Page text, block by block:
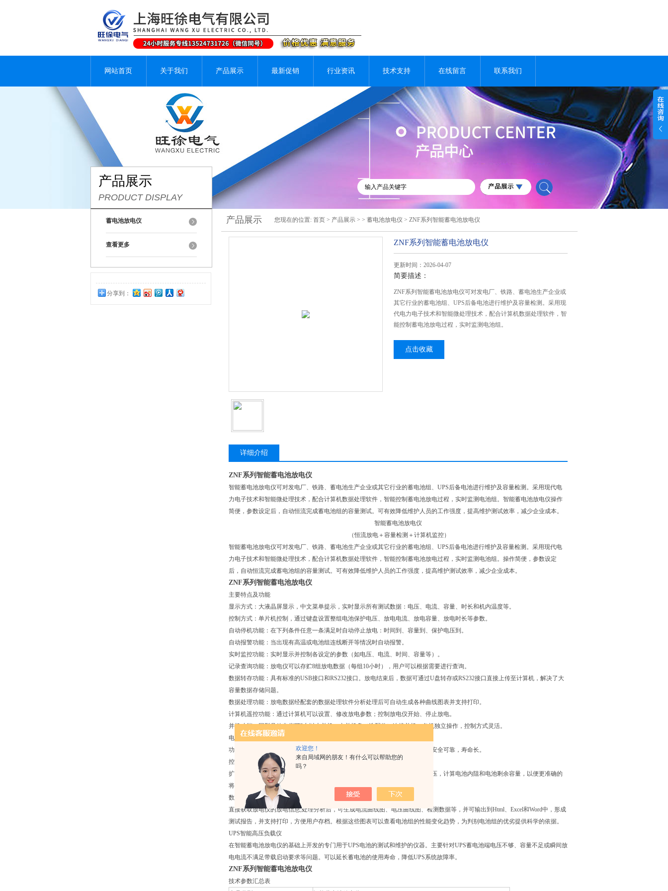
欢迎您！
来自局域网的朋友！有什么可以帮助您的
吗？
网站首页 关于我们 产品展示 最新促销 行业资讯 技术支持 在线留言 联系我们
产品展示
PRODUCT DISPLAY
蓄电池放电仪
查看更多
分享到：
产品展示 您现在的位置: 首页 > 产品展示 > > 蓄电池放电仪 > ZNF系列智能蓄电池放电仪
ZNF系列智能蓄电池放电仪
更新时间：2026-04-07
简要描述：
ZNF系列智能蓄电池放电仪可对发电厂、铁路、蓄电池生产企业或
其它行业的蓄电池组、UPS后备电池进行维护及容量检测。采用现
代电力电子技术和智能微处理技术，配合计算机数据处理软件，智
能控制蓄电池放电过程，实时监测电池组。
点击收藏
详细介绍
ZNF系列智能蓄电池放电仪
智能蓄电池放电仪可对发电厂、铁路、蓄电池生产企业或其它行业的蓄电池组、UPS后备电池进行维护及容量检测。采用现代电
力电子技术和智能微处理技术，配合计算机数据处理软件，智能控制蓄电池放电过程，实时监测电池组。智能蓄电池放电仪操作
简便，参数设定后，自动恒流完成蓄电池组的容量测试。可有效降低维护人员的工作强度，提高维护测试效率，减少企业成本。
智能蓄电池放电仪
（恒流放电＋容量检测＋计算机监控）
智能蓄电池放电仪可对发电厂、铁路、蓄电池生产企业或其它行业的蓄电池组、UPS后备电池进行维护及容量检测。采用现代电
力电子技术和智能微处理技术，配合计算机数据处理软件，智能控制蓄电池放电过程，实时监测电池组。操作简便，参数设定
后，自动恒流完成蓄电池组的容量测试。可有效降低维护人员的工作强度，提高维护测试效率，减少企业成本。
ZNF系列智能蓄电池放电仪
主要特点及功能
显示方式：大液晶屏显示，中文菜单提示，实时显示所有测试数据：电压、电流、容量、时长和机内温度等。
控制方式：单片机控制，通过键盘设置整组电池保护电压、放电电流、放电容量、放电时长等参数。
自动停机功能：在下列条件任意一条满足时自动停止放电：时间到、容量到、保护电压到。
自动报警功能：当出现有高温或电池组连线断开等情况时自动报警。
实时监控功能：实时显示并控制各设定的参数（如电压、电流、时间、容量等）。
记录查询功能：放电仪可以存贮8组放电数据（每组10小时），用户可以根据需要进行查询。
数据转存功能：具有标准的USB接口和RS232接口。放电结束后，数据可通过U盘转存或RS232接口直接上传至计算机，解决了大
容量数据存储问题。
数据处理功能：放电数据经配套的数据处理软件分析处理后可自动生成各种曲线图表并支持打印。
计算机遥控功能：通过计算机可以设置、修改放电参数；控制放电仪开始、停止放电。
并机功能：同型号放电仪可2台以上并机，由并机盘（选配件）连接并机。各机独立操作，控制方式灵活。
电压、电流显示值的校准修正功能：主要校准电池组总电压、电流。
功耗元件采用特制合金电阻，自主知识产权技术生产，功率密度大，无明火，安全可靠，寿命长。
控制电路与功耗元件一体化设计，体积小巧，携带方便，强制风冷式散热。
扩展功能：与我公司的电池组参数在线监测仪配合使用，可以检测单体电池电压，计算电池内阻和电池剩余容量，以便更准确的
将劣化电池检测出来，保证电池组工作的可靠性。
数据处理软件
直接获取放电仪的放电信息,处理分析后，可生成电流曲线图、电压曲线图、检测数据等，并可输出到Html、Excel和Word中，形成
测试报告，并支持打印，方便用户存档。根据这些图表可以查看电池组的性能变化趋势，为判别电池组的优劣提供科学的依据。
UPS智能高压负载仪
在智能蓄电池放电仪的基础上开发的专门用于UPS电池的测试和维护的仪器。主要针对UPS蓄电池端电压不够、容量不足或瞬间放
电电流不满足带载启动要求等问题。可以延长蓄电池的使用寿命，降低UPS系统故障率。
ZNF系列智能蓄电池放电仪
技术参数汇总表